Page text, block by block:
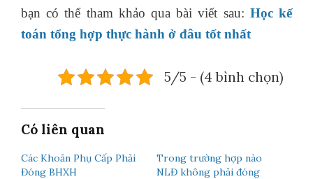
bạn có thể tham khảo qua bài viết sau: Học kế
toán tổng hợp thực hành ở đâu tốt nhất
5/5 - (4 bình chọn)
Có liên quan
Các Khoản Phụ Cấp Phải
Đóng BHXH
Trong trường hợp nào
NLĐ không phải đóng